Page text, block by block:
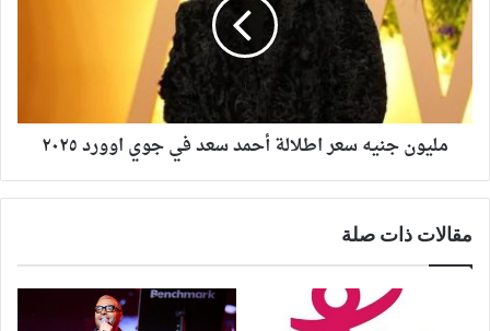
مليون جنيه سعر اطلالة أحمد سعد في جوي اوورد ٢٠٢٥
مقالات ذات صلة